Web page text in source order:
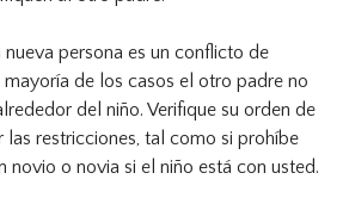
persona es un conflicto de
de los casos el otro padre no
del niño. Verifique su orden de
las restricciones, tal como si prohíbe
novio o novia si el niño está con usted.